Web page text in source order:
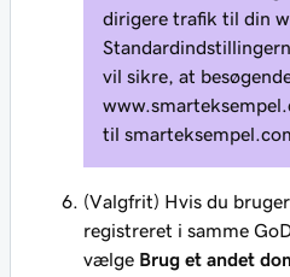
dirigere trafik til din
vil sikre, at
til
(Valgfrit) Hvis du
registreret i samme
vælge Brug et andet